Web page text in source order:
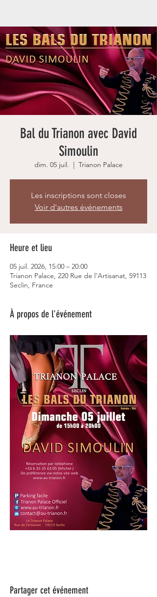
Bal du Trianon avec David
Simoulin
dim. 05 juil.
  |
Trianon Palace
Les inscriptions sont closes
Voir d'autres événements
Heure et lieu
05 juil. 2026, 15:00 – 20:00
Trianon Palace, 220 Rue de l'Artisanat, 59113
Seclin, France
À propos de l'événement
Partager cet événement